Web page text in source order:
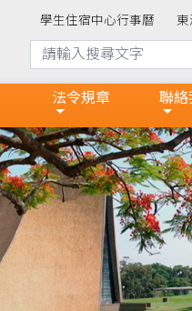
學生住宿中心行事曆 東
法令規章 聯絡